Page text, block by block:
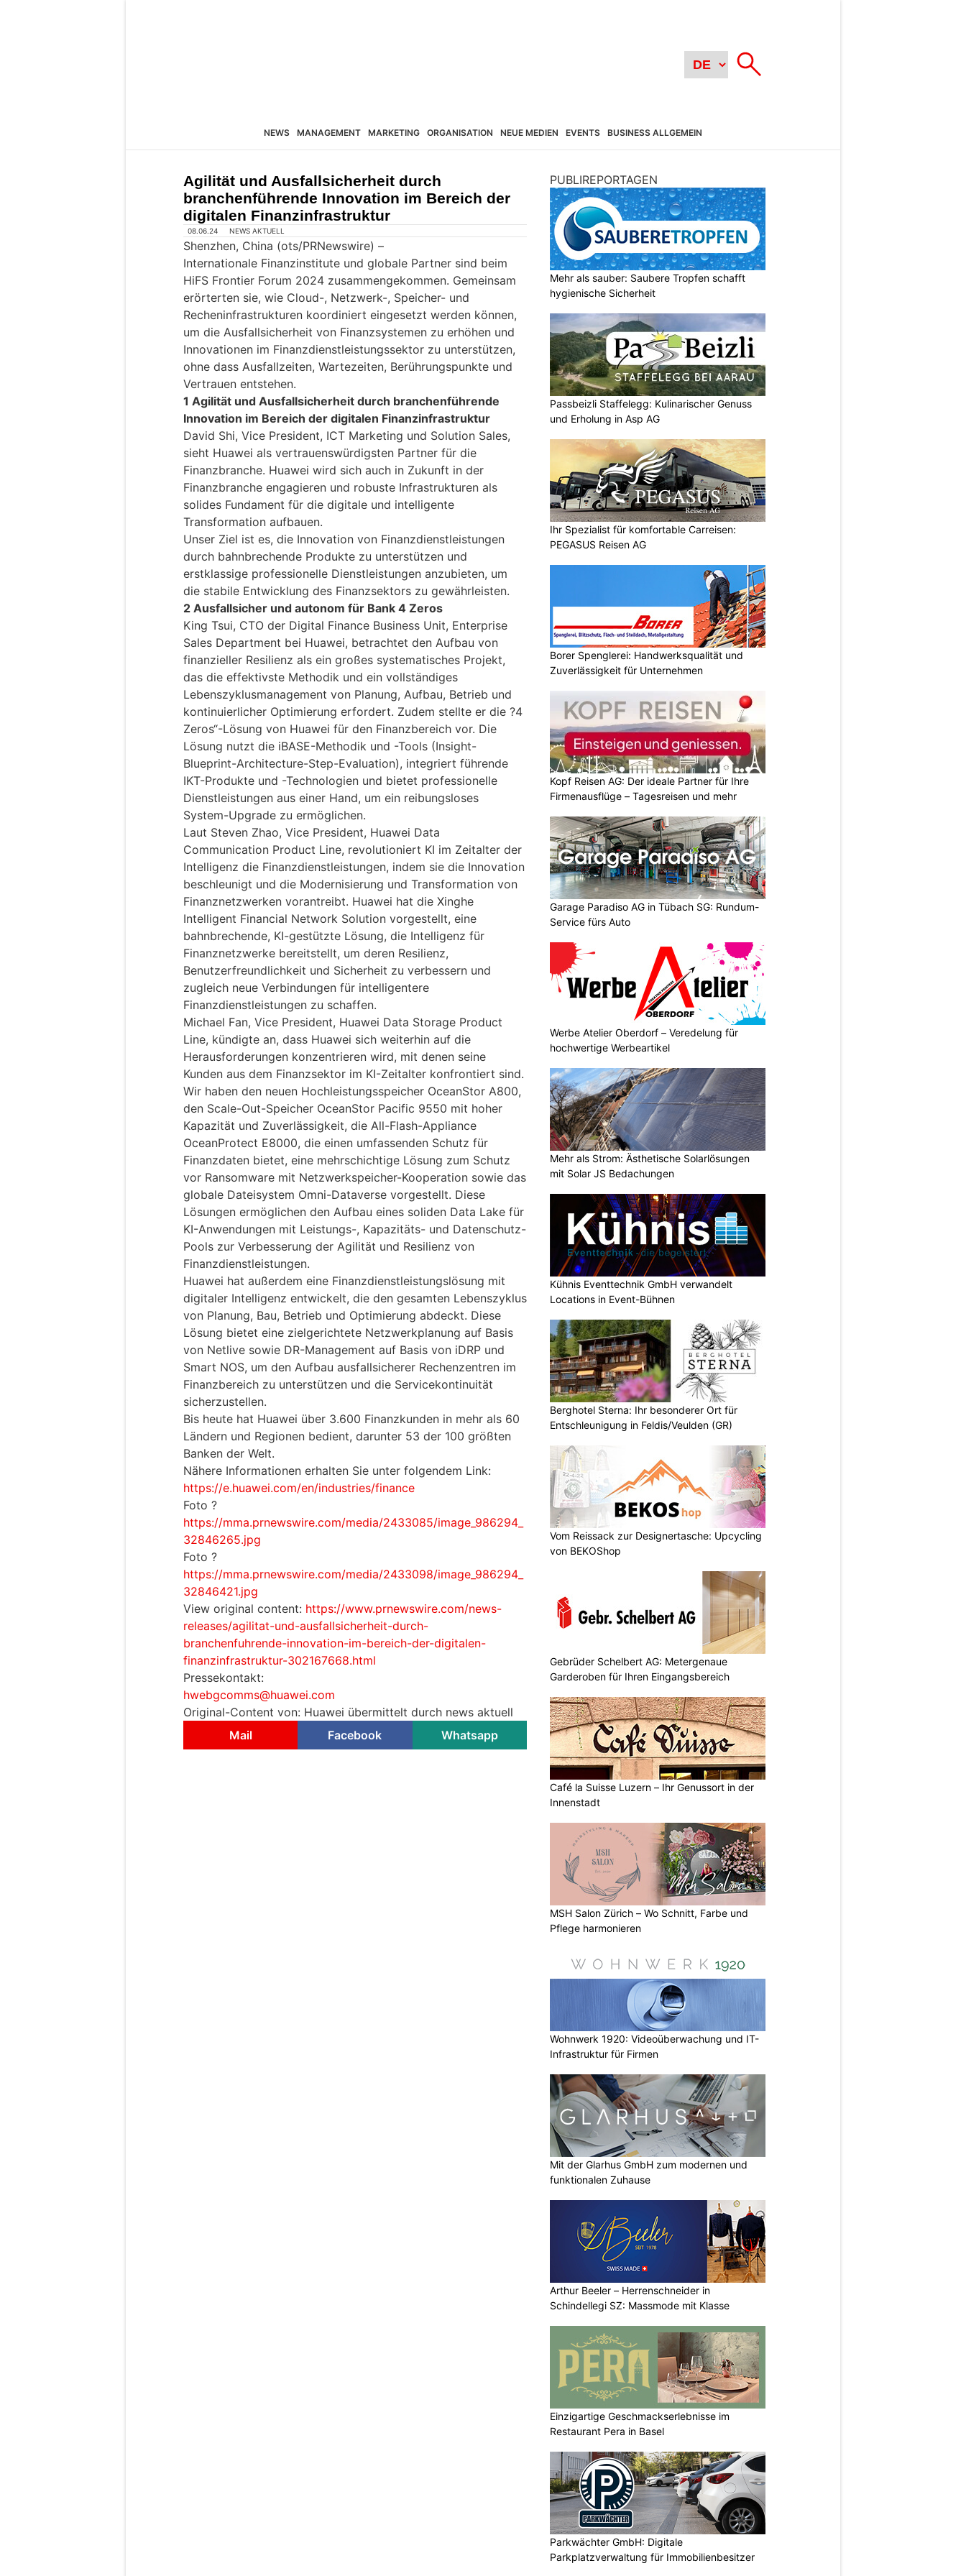
NEWS MANAGEMENT MARKETING ORGANISATION NEUE MEDIEN EVENTS BUSINESS ALLGEMEIN
Agilität und Ausfallsicherheit durch
branchenführende Innovation im Bereich der
digitalen Finanzinfrastruktur
08.06.24 NEWS AKTUELL
Shenzhen, China (ots/PRNewswire) –
Internationale Finanzinstitute und globale Partner sind beim
HiFS Frontier Forum 2024 zusammengekommen. Gemeinsam
erörterten sie, wie Cloud-, Netzwerk-, Speicher- und
Recheninfrastrukturen koordiniert eingesetzt werden können,
um die Ausfallsicherheit von Finanzsystemen zu erhöhen und
Innovationen im Finanzdienstleistungssektor zu unterstützen,
ohne dass Ausfallzeiten, Wartezeiten, Berührungspunkte und
Vertrauen entstehen.
1 Agilität und Ausfallsicherheit durch branchenführende
Innovation im Bereich der digitalen Finanzinfrastruktur
David Shi, Vice President, ICT Marketing und Solution Sales,
sieht Huawei als vertrauenswürdigsten Partner für die
Finanzbranche. Huawei wird sich auch in Zukunft in der
Finanzbranche engagieren und robuste Infrastrukturen als
solides Fundament für die digitale und intelligente
Transformation aufbauen.
Unser Ziel ist es, die Innovation von Finanzdienstleistungen
durch bahnbrechende Produkte zu unterstützen und
erstklassige professionelle Dienstleistungen anzubieten, um
die stabile Entwicklung des Finanzsektors zu gewährleisten.
2 Ausfallsicher und autonom für Bank 4 Zeros
King Tsui, CTO der Digital Finance Business Unit, Enterprise
Sales Department bei Huawei, betrachtet den Aufbau von
finanzieller Resilienz als ein großes systematisches Projekt,
das die effektivste Methodik und ein vollständiges
Lebenszyklusmanagement von Planung, Aufbau, Betrieb und
kontinuierlicher Optimierung erfordert. Zudem stellte er die ?4
Zeros“-Lösung von Huawei für den Finanzbereich vor. Die
Lösung nutzt die iBASE-Methodik und -Tools (Insight-
Blueprint-Architecture-Step-Evaluation), integriert führende
IKT-Produkte und -Technologien und bietet professionelle
Dienstleistungen aus einer Hand, um ein reibungsloses
System-Upgrade zu ermöglichen.
Laut Steven Zhao, Vice President, Huawei Data
Communication Product Line, revolutioniert KI im Zeitalter der
Intelligenz die Finanzdienstleistungen, indem sie die Innovation
beschleunigt und die Modernisierung und Transformation von
Finanznetzwerken vorantreibt. Huawei hat die Xinghe
Intelligent Financial Network Solution vorgestellt, eine
bahnbrechende, KI-gestützte Lösung, die Intelligenz für
Finanznetzwerke bereitstellt, um deren Resilienz,
Benutzerfreundlichkeit und Sicherheit zu verbessern und
zugleich neue Verbindungen für intelligentere
Finanzdienstleistungen zu schaffen.
Michael Fan, Vice President, Huawei Data Storage Product
Line, kündigte an, dass Huawei sich weiterhin auf die
Herausforderungen konzentrieren wird, mit denen seine
Kunden aus dem Finanzsektor im KI-Zeitalter konfrontiert sind.
Wir haben den neuen Hochleistungsspeicher OceanStor A800,
den Scale-Out-Speicher OceanStor Pacific 9550 mit hoher
Kapazität und Zuverlässigkeit, die All-Flash-Appliance
OceanProtect E8000, die einen umfassenden Schutz für
Finanzdaten bietet, eine mehrschichtige Lösung zum Schutz
vor Ransomware mit Netzwerkspeicher-Kooperation sowie das
globale Dateisystem Omni-Dataverse vorgestellt. Diese
Lösungen ermöglichen den Aufbau eines soliden Data Lake für
KI-Anwendungen mit Leistungs-, Kapazitäts- und Datenschutz-
Pools zur Verbesserung der Agilität und Resilienz von
Finanzdienstleistungen.
Huawei hat außerdem eine Finanzdienstleistungslösung mit
digitaler Intelligenz entwickelt, die den gesamten Lebenszyklus
von Planung, Bau, Betrieb und Optimierung abdeckt. Diese
Lösung bietet eine zielgerichtete Netzwerkplanung auf Basis
von Netlive sowie DR-Management auf Basis von iDRP und
Smart NOS, um den Aufbau ausfallsicherer Rechenzentren im
Finanzbereich zu unterstützen und die Servicekontinuität
sicherzustellen.
Bis heute hat Huawei über 3.600 Finanzkunden in mehr als 60
Ländern und Regionen bedient, darunter 53 der 100 größten
Banken der Welt.
Nähere Informationen erhalten Sie unter folgendem Link:
https://e.huawei.com/en/industries/finance
Foto ?
https://mma.prnewswire.com/media/2433085/image_986294_
32846265.jpg
Foto ?
https://mma.prnewswire.com/media/2433098/image_986294_
32846421.jpg
View original content: https://www.prnewswire.com/news-
releases/agilitat-und-ausfallsicherheit-durch-
branchenfuhrende-innovation-im-bereich-der-digitalen-
finanzinfrastruktur-302167668.html
Pressekontakt:
hwebgcomms@huawei.com
Original-Content von: Huawei übermittelt durch news aktuell
Mail
Facebook Whatsapp
PUBLIREPORTAGEN
Mehr als sauber: Saubere Tropfen schafft
hygienische Sicherheit
Passbeizli Staffelegg: Kulinarischer Genuss
und Erholung in Asp AG
Ihr Spezialist für komfortable Carreisen:
PEGASUS Reisen AG
Borer Spenglerei: Handwerksqualität und
Zuverlässigkeit für Unternehmen
Kopf Reisen AG: Der ideale Partner für Ihre
Firmenausflüge – Tagesreisen und mehr
Garage Paradiso AG in Tübach SG: Rundum-
Service fürs Auto
Werbe Atelier Oberdorf – Veredelung für
hochwertige Werbeartikel
Mehr als Strom: Ästhetische Solarlösungen
mit Solar JS Bedachungen
Kühnis Eventtechnik GmbH verwandelt
Locations in Event-Bühnen
Berghotel Sterna: Ihr besonderer Ort für
Entschleunigung in Feldis/Veulden (GR)
Vom Reissack zur Designertasche: Upcycling
von BEKOShop
Gebrüder Schelbert AG: Metergenaue
Garderoben für Ihren Eingangsbereich
Café la Suisse Luzern – Ihr Genussort in der
Innenstadt
MSH Salon Zürich – Wo Schnitt, Farbe und
Pflege harmonieren
Wohnwerk 1920: Videoüberwachung und IT-
Infrastruktur für Firmen
Mit der Glarhus GmbH zum modernen und
funktionalen Zuhause
Arthur Beeler – Herrenschneider in
Schindellegi SZ: Massmode mit Klasse
Einzigartige Geschmackserlebnisse im
Restaurant Pera in Basel
Parkwächter GmbH: Digitale
Parkplatzverwaltung für Immobilienbesitzer